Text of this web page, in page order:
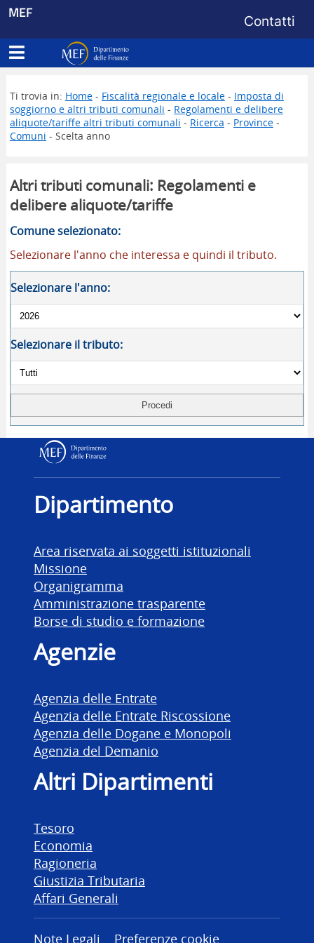
MEF Menu di
Contatti
Apri menu principale
Dipartimento delle Finanze
Ti trovia in: Home- Fiscalità regionale e locale- Imposta di
soggiorno e altri tributi comunali - Regolamenti e delibere
aliquote/tariffe altri tributi comunali - Ricerca - Province-
Comuni - Scelta anno
Altri tributi comunali: Regolamenti e
delibere aliquote/tariffe
Comune selezionato:
Selezionare l'anno che interessa e quindi il tributo.
Selezionare l'anno:
Selezionare il tributo:
Dipartimento delle
Dipartimento
Area riservata ai soggetti istituzionali
Missione
Organigramma
Amministrazione trasparente
Borse di studio e formazione
Agenzie
Agenzia delle Entrate
Agenzia delle Entrate Riscossione
Agenzia delle Dogane e Monopoli
Agenzia del Demanio
Altri Dipartimenti
Tesoro
Economia
Ragioneria
Giustizia Tributaria
Affari Generali
Note Legali Preferenze cookie